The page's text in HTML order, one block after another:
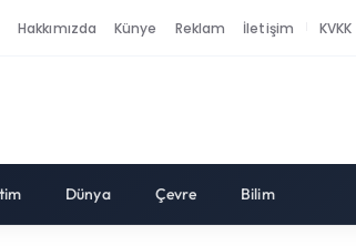
Hakkımızda Künye Reklam İletişim KVKK
Dünya Çevre Bilim